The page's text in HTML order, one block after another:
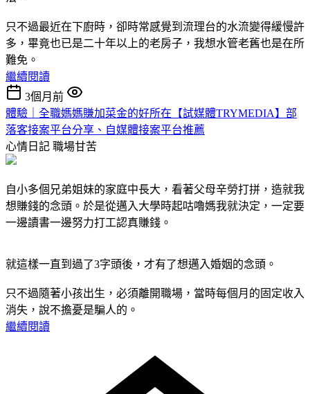
只不過最近在下廚時，卻時常感覺到流理台的水流變得緩慢許
多，畢竟也已是二十年以上的老房子，我想水管老舊也是在所
難免。
繼續閱讀
3個月前
體驗｜全職媽媽賺加菜金的好所在【試媒體TRYMEDIA】部
落客接案平台分享、自媒體接案平台推薦
心情日記 職場甘苦
自小多個兄弟姐妹的家庭中長大，看著父母辛勞打拼，造就我
想賺錢的念頭。於是從邁入大學時起咕嚕媽我就決定，一定要
一邊讀書一邊努力打工認真賺錢。
就這樣一直到過了3字頭後，才有了想邁入婚姻的念頭。
只不過隨著小孩出生，必須離開職場，當時每個月的固定收入
消失，說不擔憂是騙人的。
繼續閱讀